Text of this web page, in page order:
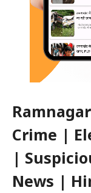
Crime |
|
News |